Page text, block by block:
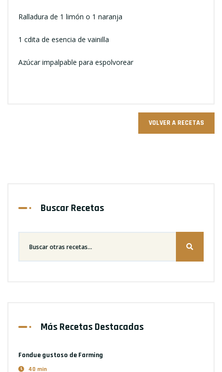
Ralladura de 1 limón o 1 naranja
1 cdita de esencia de vainilla
Azúcar impalpable para espolvorear
VOLVER A RECETAS
Buscar Recetas
Más Recetas Destacadas
Fondue gustoso de Farming
40 min